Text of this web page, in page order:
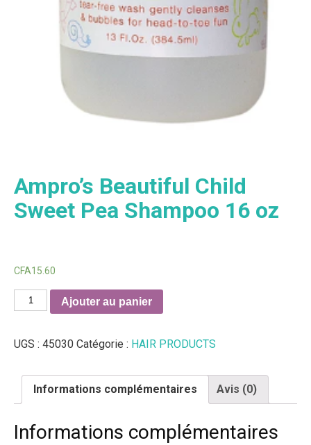
Ampro’s Beautiful Child
Sweet Pea Shampoo 16 oz
CFA15.60
quantité
de
Beautiful
Sweet
16
Ajouter au panier
UGS : 45030 Catégorie : HAIR PRODUCTS
Informations complémentaires Avis (0)
Informations complémentaires